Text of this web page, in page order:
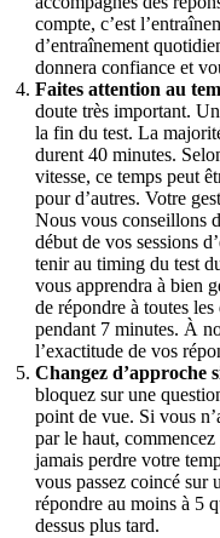
compte, c’est
d’entraînement
donnera confiance et
Faites attention au
doute très important.
la fin du test. La
durent 40 minutes.
vitesse, ce temps peut
pour d’autres. Votre
Nous vous conseillons
début de vos sessions
tenir au timing du test
vous apprendra à bien
de répondre à toutes
pendant 7 minutes. À
l’exactitude de vos
Changez d’approche
bloquez sur une
point de vue. Si vous
par le haut,
jamais perdre votre
vous passez coincé sur
répondre au moins à 5
dessus plus tard.